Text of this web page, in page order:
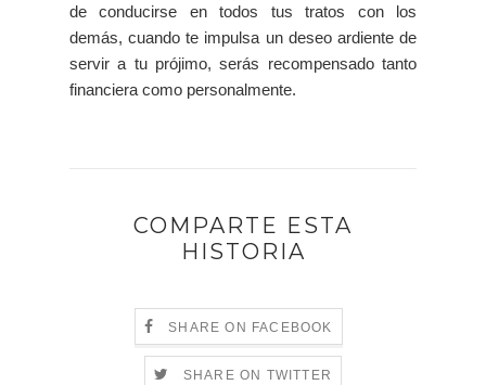
de conducirse en todos tus tratos con los
demás, cuando te impulsa un deseo ardiente de
servir a tu prójimo, serás recompensado tanto
financiera como personalmente.
COMPARTE ESTA
HISTORIA
SHARE ON FACEBOOK
SHARE ON TWITTER